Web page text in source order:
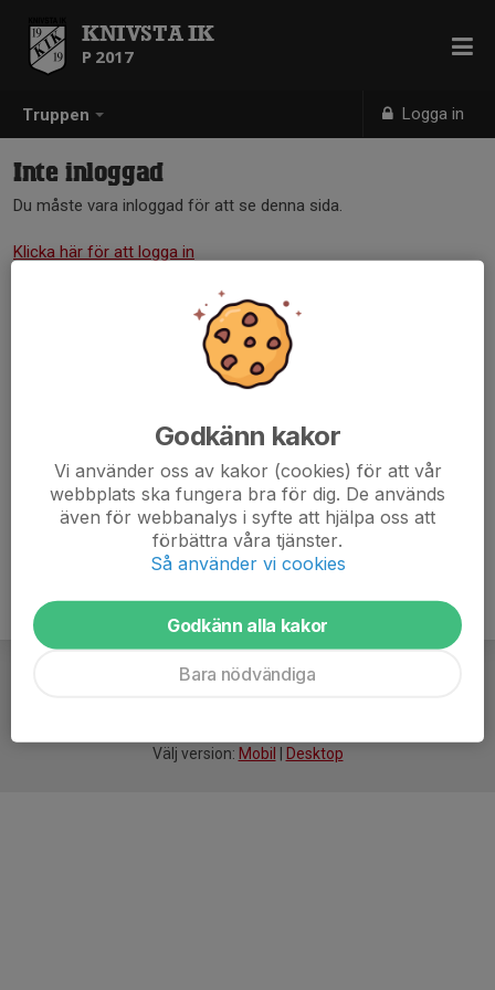
Truppen Logga in
KNIVSTA IK
P 2017
Inte inloggad
Du måste vara inloggad för att se denna sida.
Klicka här för att logga in
Välj version: Mobil Desktop
Godkänn kakor
Vi använder oss av kakor (cookies) för att vår
webbplats ska fungera bra för dig. De används
även för webbanalys i syfte att hjälpa oss att
förbättra våra tjänster.
Så använder vi cookies
Godkänn alla kakor
Bara nödvändiga